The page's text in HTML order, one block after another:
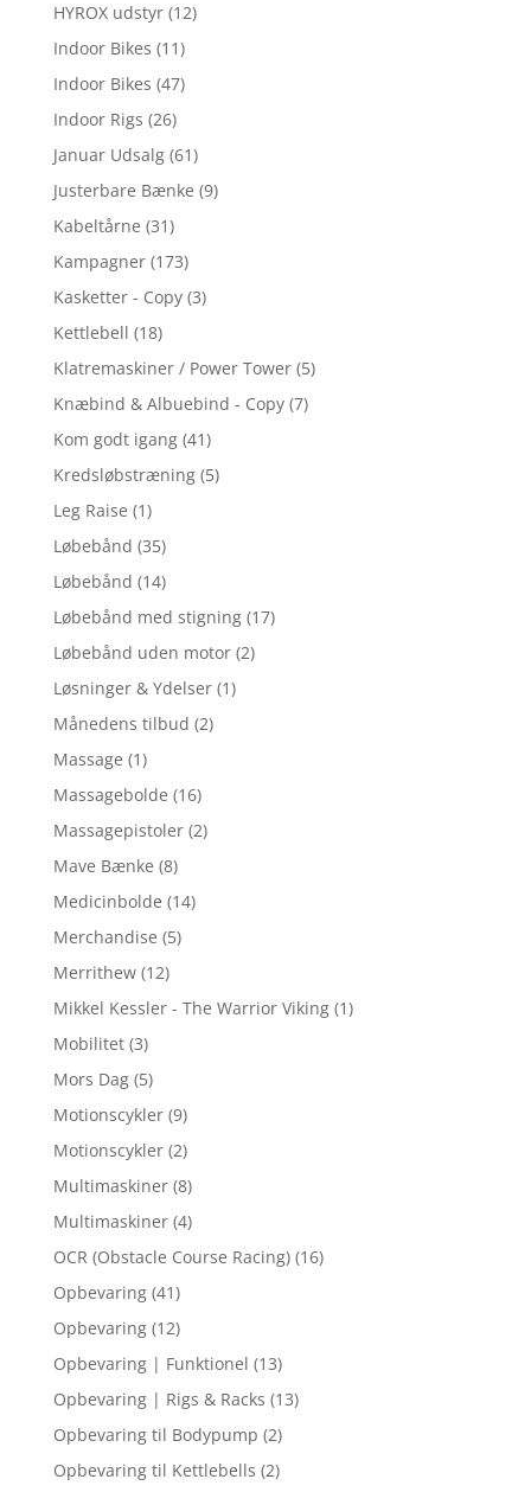
HYROX udstyr (12)
Indoor Bikes (11)
Indoor Bikes (47)
Indoor Rigs (26)
Januar Udsalg (61)
Justerbare Bænke (9)
Kabeltårne (31)
Kampagner (173)
Kasketter - Copy (3)
Kettlebell (18)
Klatremaskiner / Power Tower (5)
Knæbind & Albuebind - Copy (7)
Kom godt igang (41)
Kredsløbstræning (5)
Leg Raise (1)
Løbebånd (35)
Løbebånd (14)
Løbebånd med stigning (17)
Løbebånd uden motor (2)
Løsninger & Ydelser (1)
Månedens tilbud (2)
Massage (1)
Massagebolde (16)
Massagepistoler (2)
Mave Bænke (8)
Medicinbolde (14)
Merchandise (5)
Merrithew (12)
Mikkel Kessler - The Warrior Viking (1)
Mobilitet (3)
Mors Dag (5)
Motionscykler (9)
Motionscykler (2)
Multimaskiner (8)
Multimaskiner (4)
OCR (Obstacle Course Racing) (16)
Opbevaring (41)
Opbevaring (12)
Opbevaring | Funktionel (13)
Opbevaring | Rigs & Racks (13)
Opbevaring til Bodypump (2)
Opbevaring til Kettlebells (2)